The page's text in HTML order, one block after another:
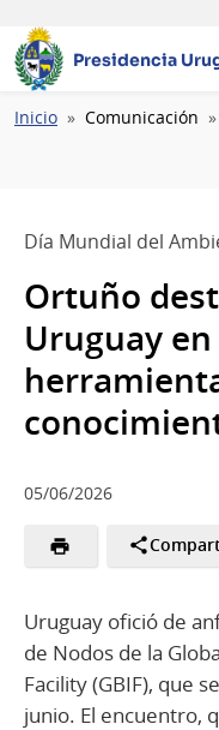
Presidencia
Ruta
Inicio Comunicación
Día Mundial del
Ortuño
Uruguay
05/06/2026
Uruguay ofició de
de Nodos de la
Facility (GBIF), que
junio. El encuentro,